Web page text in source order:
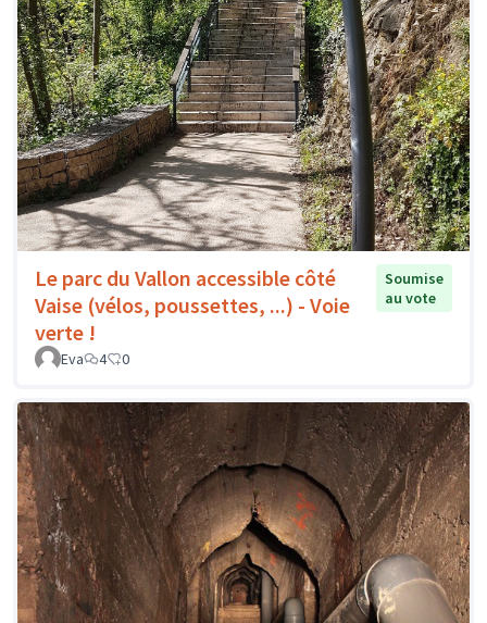
Le parc du Vallon accessible côté
Vaise (vélos, poussettes, ...) - Voie
verte !
Soumise
au vote
Eva 4 0